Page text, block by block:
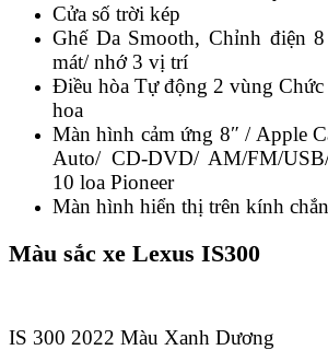
Cửa số trời kép
Ghế Da Smooth, Chỉnh điện
mát/ nhớ 3 vị trí
Điều hòa Tự động 2 vùng
hoa
Màn hình cảm ứng 8″ / Apple
Auto/ CD-DVD/ AM/FM/
10 loa Pioneer
Màn hình hiển thị trên kính
Màu sắc xe Lexus IS300
IS 300 2022 Màu Xanh Dương